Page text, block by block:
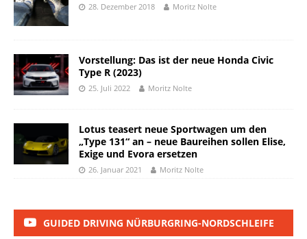
28. Dezember 2018 Moritz Nolte
Vorstellung: Das ist der neue Honda Civic
Type R (2023)
25. Juli 2022 Moritz Nolte
Lotus teasert neue Sportwagen um den
„Type 131“ an – neue Baureihen sollen Elise,
Exige und Evora ersetzen
26. Januar 2021 Moritz Nolte
GUIDED DRIVING NÜRBURGRING-NORDSCHLEIFE